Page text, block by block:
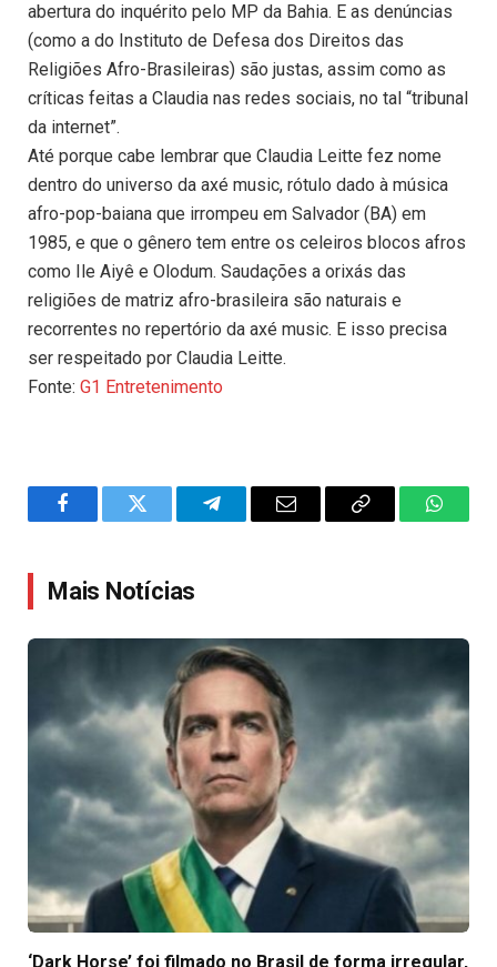
abertura do inquérito pelo MP da Bahia. E as denúncias
(como a do Instituto de Defesa dos Direitos das
Religiões Afro-Brasileiras) são justas, assim como as
críticas feitas a Claudia nas redes sociais, no tal “tribunal
da internet”.
Até porque cabe lembrar que Claudia Leitte fez nome
dentro do universo da axé music, rótulo dado à música
afro-pop-baiana que irrompeu em Salvador (BA) em
1985, e que o gênero tem entre os celeiros blocos afros
como Ile Aiyê e Olodum. Saudações a orixás das
religiões de matriz afro-brasileira são naturais e
recorrentes no repertório da axé music. E isso precisa
ser respeitado por Claudia Leitte.
Fonte: G1 Entretenimento
FacebookTwitter TelegramEmail
Copy
Mais Notícias
‘Dark Horse’ foi filmado no Brasil de forma irregular,